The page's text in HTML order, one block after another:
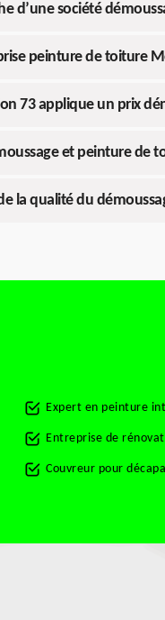
d’une société
peinture de toiture
73 applique un prix
et peinture de
la qualité du
Expert en peinture
Entreprise de
Couvreur pour